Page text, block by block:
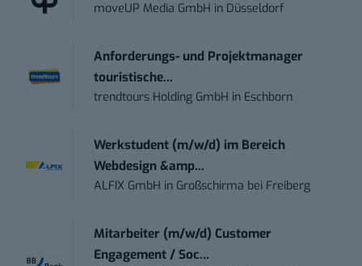
moveUP Media GmbH in Düsseldorf
Anforderungs- und Projektmanager
touristische...
trendtours Holding GmbH in Eschborn
Werkstudent (m/w/d) im Bereich
Webdesign &amp...
ALFIX GmbH in Großschirma bei Freiberg
Mitarbeiter (m/w/d) Customer
Engagement / Soc...